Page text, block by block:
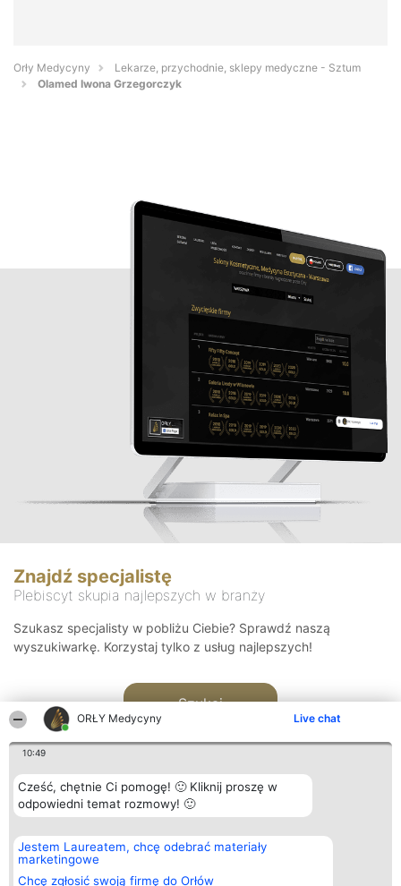
ORŁY Medycyny Live chat
10:49
Cześć, chętnie Ci pomogę! 🙂 Kliknij proszę w
odpowiedni temat rozmowy! 🙂
Jestem Laureatem, chcę odebrać materiały
marketingowe
Chcę zgłosić swoją firmę do Orłów
Orły Medycyny
Lekarze, przychodnie, sklepy medyczne - Sztum
Olamed Iwona Grzegorczyk
Znajdź specjalistę
Plebiscyt skupia najlepszych w branży
Szukasz specjalisty w pobliżu Ciebie? Sprawdź naszą
wyszukiwarkę. Korzystaj tylko z usług najlepszych!
Szukaj
Organizator plebiscytu
Bright Side Solutions sp. z o.
o. sp. k.
ul. Ruska 22
Plebiscyt
Laureaci
wszystkich
Kontakt
Kontakt